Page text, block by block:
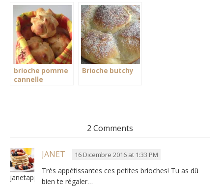
brioche pomme
cannelle
Brioche butchy
2 Comments
janetappetio
JANET 16 Dicembre 2016 at 1:33 PM
Très appétissantes ces petites brioches! Tu as dû
bien te régaler…